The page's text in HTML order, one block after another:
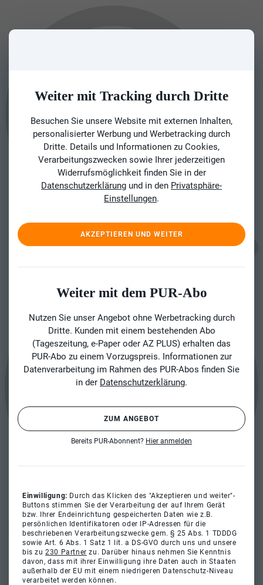
Weiter mit Tracking durch Dritte
Besuchen Sie unsere Website mit externen Inhalten,
personalisierter Werbung und Werbetracking durch
Dritte. Details und Informationen zu Cookies,
Verarbeitungszwecken sowie Ihrer jederzeitigen
Widerrufsmöglichkeit finden Sie in der
Datenschutzerklärung und in den Privatsphäre-
Einstellungen.
AKZEPTIEREN UND WEITER
Weiter mit dem PUR-Abo
Nutzen Sie unser Angebot ohne Werbetracking durch
Dritte. Kunden mit einem bestehenden Abo
(Tageszeitung, e-Paper oder AZ PLUS) erhalten das
PUR-Abo zu einem Vorzugspreis. Informationen zur
Datenverarbeitung im Rahmen des PUR-Abos finden Sie
in der Datenschutzerklärung.
ZUM ANGEBOT
Bereits PUR-Abonnent? Hier anmelden
Einwilligung: Durch das Klicken des "Akzeptieren und weiter"-
Buttons stimmen Sie der Verarbeitung der auf Ihrem Gerät
bzw. Ihrer Endeinrichtung gespeicherten Daten wie z.B.
persönlichen Identifikatoren oder IP-Adressen für die
beschriebenen Verarbeitungszwecke gem. § 25 Abs. 1 TDDDG
sowie Art. 6 Abs. 1 Satz 1 lit. a DS-GVO durch uns und unsere
bis zu230 Partner zu. Darüber hinaus nehmen Sie Kenntnis
davon, dass mit ihrer Einwilligung ihre Daten auch in Staaten
außerhalb der EU mit einem niedrigeren Datenschutz-Niveau
verarbeitet werden können.